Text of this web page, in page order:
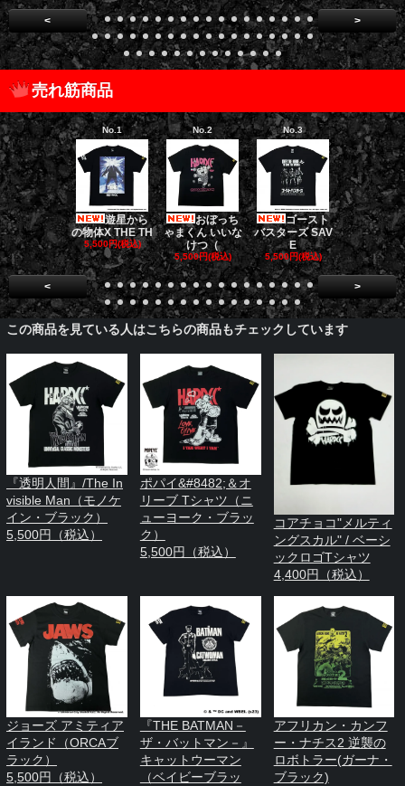
< >
売れ筋商品
No.1
遊星から
の物体X THE TH
5,500円(税込)
No.2
おぼっち
ゃまくん いいな
けつ（
5,500円(税込)
No.3
ゴースト
バスターズ SAV
E
5,500円(税込)
No.4
ダークナイ
リロジー/
5,500円(税
< >
この商品を見ている人はこちらの商品もチェックしています
『透明人間』/The In
visible Man（モノケ
イン・ブラック）
5,500円（税込）
ポパイ&#8482;＆オ
リーブ Tシャツ（ニ
ューヨーク・ブラッ
ク）
5,500円（税込）
コアチョコ"メルティ
ングスカル" / ベーシ
ックロゴTシャツ
4,400円（税込）
ジョーズ アミティア
イランド（ORCAブ
ラック）
5,500円（税込）
『THE BATMAN－
ザ・バットマン－』
キャットウーマン
（ベイビーブラッ
アフリカン・カンフ
ー・ナチス2 逆襲の
ロボトラー(ガーナ・
ブラック)